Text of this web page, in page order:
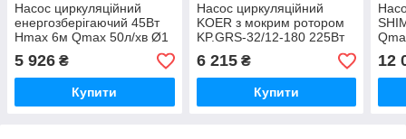
Насос циркуляційний
енергозберігаючий 45Вт
Hmax 6м Qmax 50л/хв Ø1
1/2" 180мм + гайки Ø1"
AQUATICA (774136) -
5 926 ₴
Купити
Насос циркуляційний
KOER з мокрим ротором
KP.GRS-32/12-180 225Вт
10.2м³/ч Hmax 8м 2"
KP0252 - 28353
6 215₴
Купити
12